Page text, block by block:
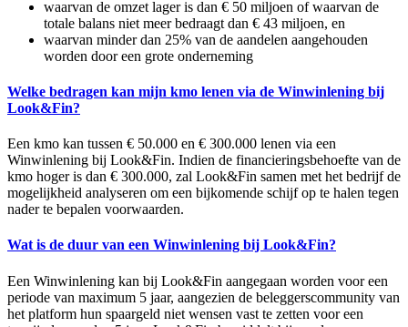
waarvan de omzet lager is dan € 50 miljoen of waarvan de
totale balans niet meer bedraagt dan € 43 miljoen, en
waarvan minder dan 25% van de aandelen aangehouden
worden door een grote onderneming
Welke bedragen kan mijn kmo lenen via de Winwinlening bij
Look&Fin?
Een kmo kan tussen € 50.000 en € 300.000 lenen via een
Winwinlening bij Look&Fin. Indien de financieringsbehoefte van de
kmo hoger is dan € 300.000, zal Look&Fin samen met het bedrijf de
mogelijkheid analyseren om een bijkomende schijf op te halen tegen
nader te bepalen voorwaarden.
Wat is de duur van een Winwinlening bij Look&Fin?
Een Winwinlening kan bij Look&Fin aangegaan worden voor een
periode van maximum 5 jaar, aangezien de beleggerscommunity van
het platform hun spaargeld niet wensen vast te zetten voor een